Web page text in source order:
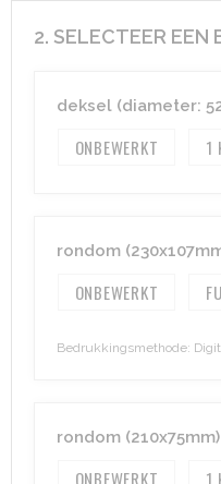
2. SELECTEER EEN
deksel (diameter:
ONBEWERKT 1
rondom
ONBEWERKT
Bedrukkingsmethode:
rondom (210x75mm)
ONBEWERKT 1